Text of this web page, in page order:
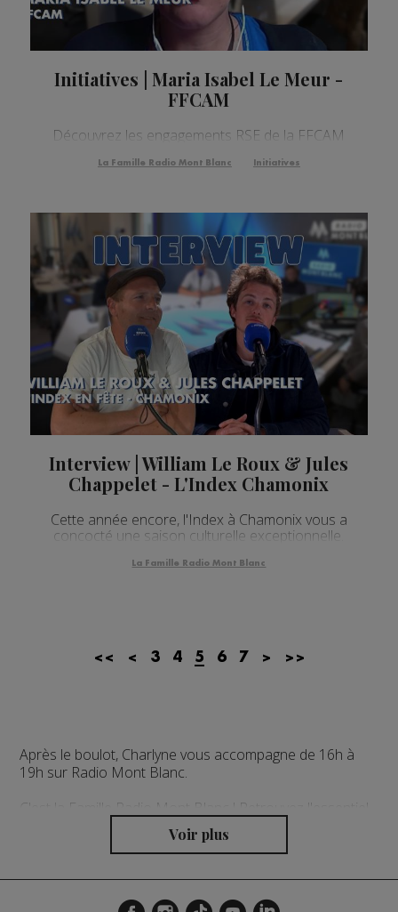
Initiatives | Maria Isabel Le Meur -
FFCAM
Découvrez les engagements RSE de la FFCAM
La Famille Radio Mont Blanc Initiatives
Interview | William Le Roux & Jules
Chappelet - L'Index Chamonix
Cette année encore, l'Index à Chamonix vous a
concocté une saison culturelle exceptionnelle.
La Famille Radio Mont Blanc
<< < 3 4 5 6 7 > >>
Après le boulot, Charlyne vous accompagne de 16h à
19h sur Radio Mont Blanc.
C'est la Famille Radio Mont Blanc ! Retrouvez l'essentiel
de l'info locale et tous les meilleurs moments de la
Matinale des Super Lève-Tôt.